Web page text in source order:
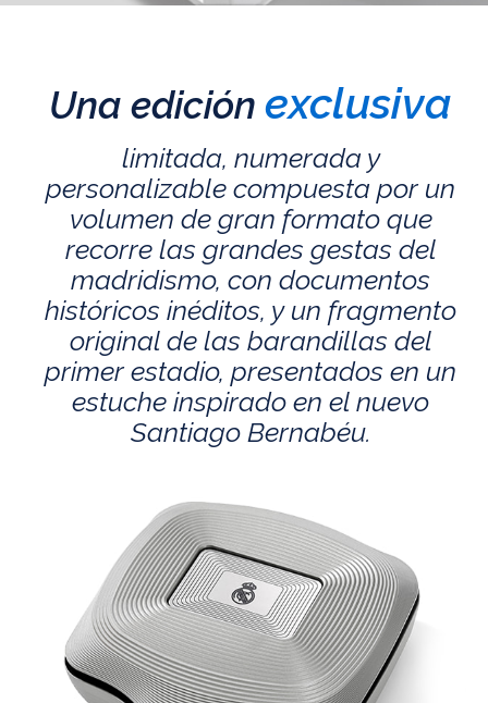
Una edición exclusiva
limitada, numerada y
personalizable compuesta por un
volumen de gran formato que
recorre las grandes gestas del
madridismo, con documentos
históricos inéditos, y un fragmento
original de las barandillas del
primer estadio, presentados en un
estuche inspirado en el nuevo
Santiago Bernabéu.